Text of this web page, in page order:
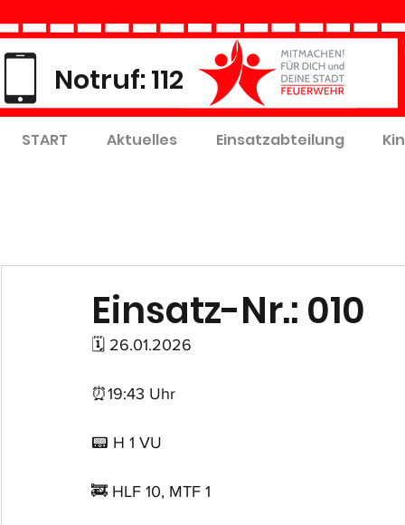
Notruf: 112
START Aktuelles Einsatzabteilung
Einsatz-Nr.: 010
🗓 26.01.2026
⏰19:43 Uhr
📟 H 1 VU
🚒 HLF 10, MTF 1